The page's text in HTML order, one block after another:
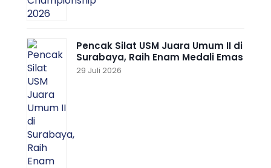
Pencak Silat USM Juara Umum II di
Surabaya, Raih Enam Medali Emas
29 Juli 2026